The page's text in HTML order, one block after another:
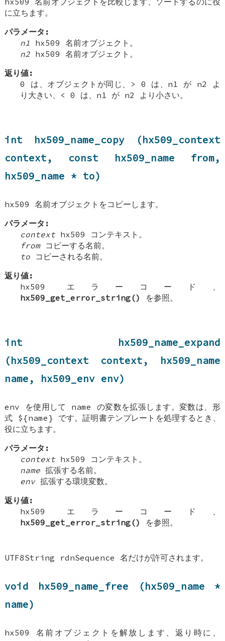
に立ちます。
パラメータ:
n1 hx509 名前オブジェクト。
n2 hx509 名前オブジェクト。
返り値:
0 は、オブジェクトが同じ、> 0 は、n1 が n2 よ
り大きい、< 0 は、n1 が n2 より小さい。
int hx509_name_copy (hx509_context
context, const hx509_name from,
hx509_name * to)
hx509 名前オブジェクトをコピーします。
パラメータ:
contexthx509 コンテキスト。
fromコピーする名前。
to コピーされる名前。
返り値:
hx509 エラーコード、
hx509_get_error_string()
を参照。
int hx509_name_expand
(hx509_context context, hx509_name
name, hx509_env env)
env を使用して name の変数を拡張します。変数は、形
式 ${name} です。証明書テンプレートを処理するとき、
役に立ちます。
パラメータ:
contexthx509 コンテキスト。
name 拡張する名前。
env拡張する環境変数。
返り値:
hx509 エラーコード、
hx509_get_error_string()
を参照。
UTF8String rdnSequence 名だけが許可されます。
void hx509_name_free (hx509_name *
name)
hx509 名前オブジェクトを解放します、返り時に、